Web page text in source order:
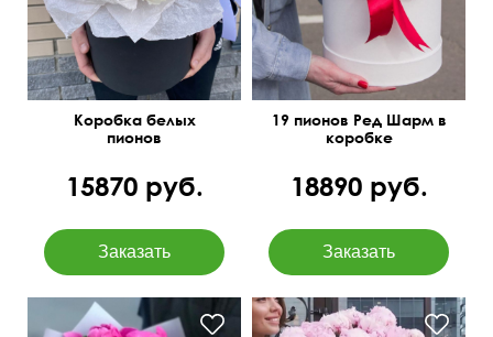
Коробка белых
пионов
15870 руб.
19 пионов Ред Шарм в
коробке
18890 руб.